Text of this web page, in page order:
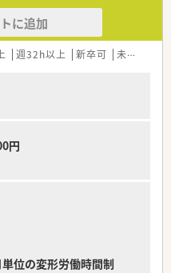
に追加
週32h以上 新卒可 未経験可
円
位の変形労働時間制